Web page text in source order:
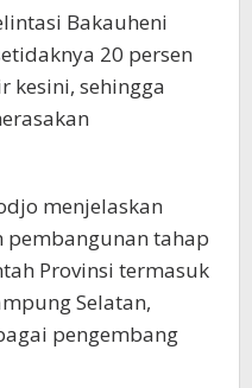
Bakauheni
20 persen
sehingga
menjelaskan
pembangunan tahap
Provinsi termasuk
Selatan,
pengembang